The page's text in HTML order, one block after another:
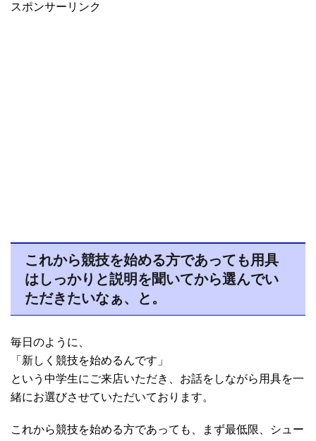
スポンサーリンク
これから競技を始める方であっても用具
はしっかりと説明を聞いてから選んでい
ただきたいなぁ、と。
毎日のように、
「新しく競技を始めるんです」
という中学生にご来店いただき、お話をしながら用具を一
緒にお選びさせていただいております。
これから競技を始める方であっても、まず最低限、シュー